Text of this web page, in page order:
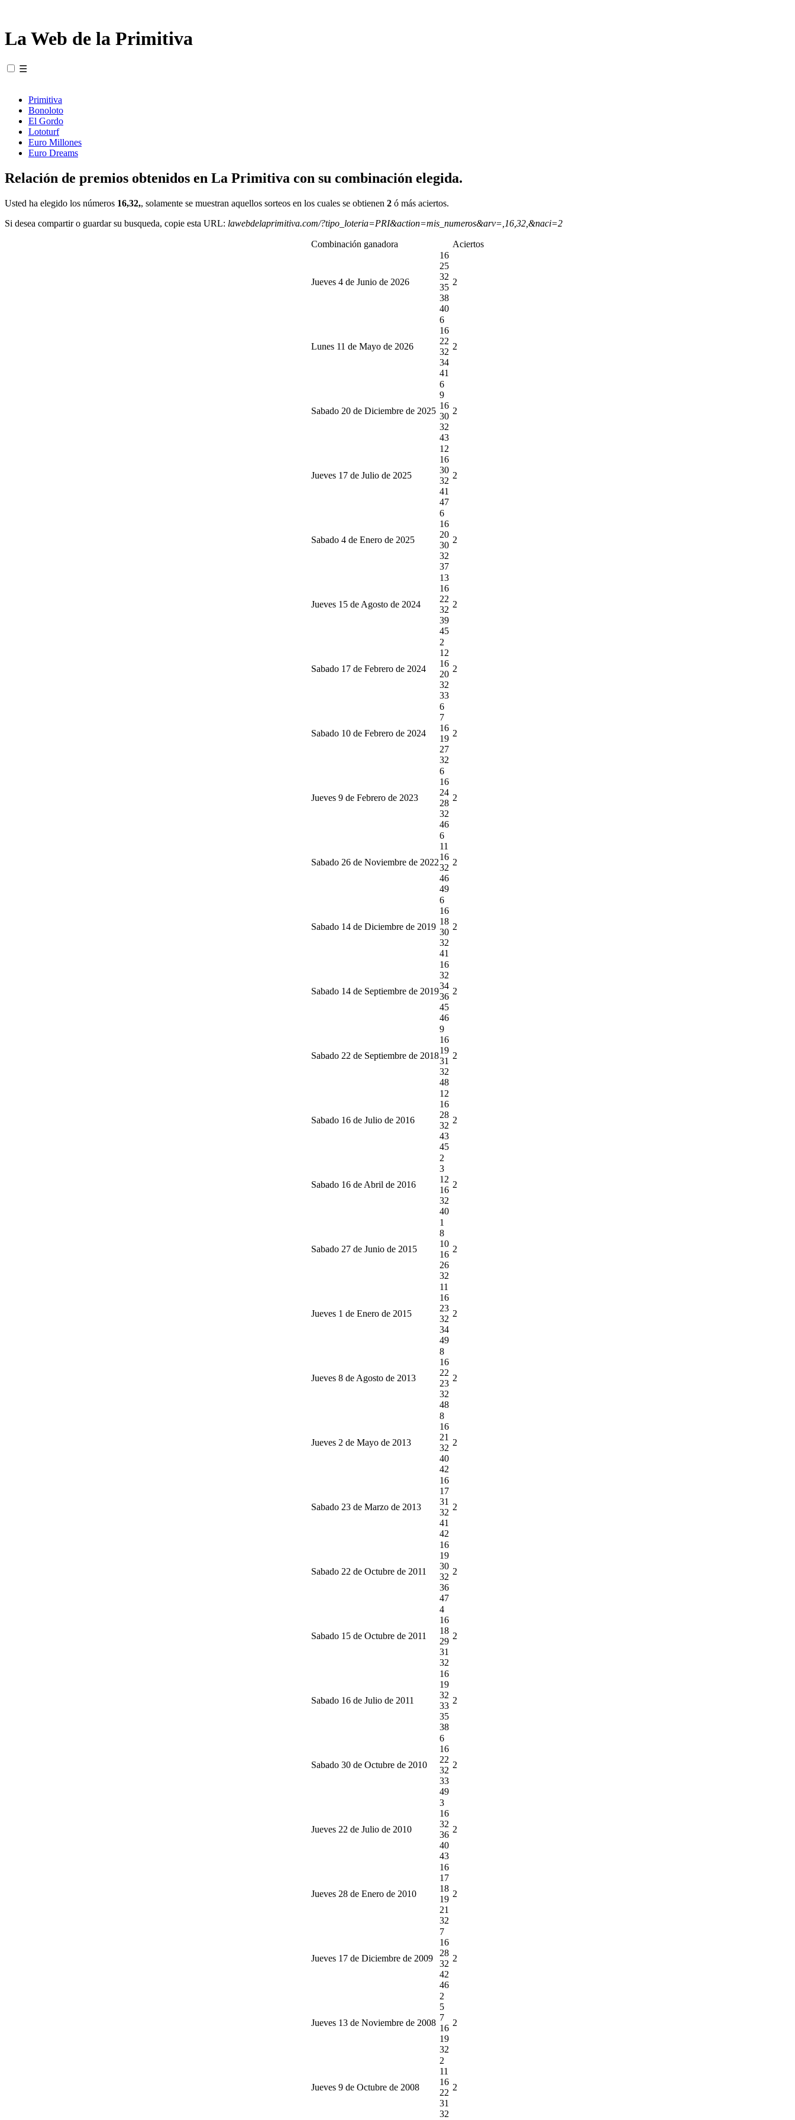
La Web de la Primitiva
☰
Primitiva
Bonoloto
El Gordo
Lototurf
Euro Millones
Euro Dreams
Relación de premios obtenidos en La Primitiva con su combinación elegida.
Usted ha elegido los números 16,32,, solamente se muestran aquellos sorteos en los cuales se obtienen 2 ó más aciertos.
Si desea compartir o guardar su busqueda, copie esta URL: lawebdelaprimitiva.com/?tipo_loteria=PRI&action=mis_numeros&arv=,16,32,&naci=2
Combinación ganadora Aciertos
Jueves 4 de Junio de 2026
16
25
32
35
38
40
2
Lunes 11 de Mayo de 2026
6
16
22
32
34
41
2
Sabado 20 de Diciembre de 2025
6
9
16
30
32
43
2
Jueves 17 de Julio de 2025
12
16
30
32
41
47
2
Sabado 4 de Enero de 2025
6
16
20
30
32
37
2
Jueves 15 de Agosto de 2024
13
16
22
32
39
45
2
Sabado 17 de Febrero de 2024
2
12
16
20
32
33
2
Sabado 10 de Febrero de 2024
6
7
16
19
27
32
2
Jueves 9 de Febrero de 2023
6
16
24
28
32
46
2
Sabado 26 de Noviembre de 2022
6
11
16
32
46
49
2
Sabado 14 de Diciembre de 2019
6
16
18
30
32
41
2
Sabado 14 de Septiembre de 2019
16
32
34
36
45
46
2
Sabado 22 de Septiembre de 2018
9
16
19
31
32
48
2
Sabado 16 de Julio de 2016
12
16
28
32
43
45
2
Sabado 16 de Abril de 2016
2
3
12
16
32
40
2
Sabado 27 de Junio de 2015
1
8
10
16
26
32
2
Jueves 1 de Enero de 2015
11
16
23
32
34
49
2
Jueves 8 de Agosto de 2013
8
16
22
23
32
48
2
Jueves 2 de Mayo de 2013
8
16
21
32
40
42
2
Sabado 23 de Marzo de 2013
16
17
31
32
41
42
2
Sabado 22 de Octubre de 2011
16
19
30
32
36
47
2
Sabado 15 de Octubre de 2011
4
16
18
29
31
32
2
Sabado 16 de Julio de 2011
16
19
32
33
35
38
2
Sabado 30 de Octubre de 2010
6
16
22
32
33
49
2
Jueves 22 de Julio de 2010
3
16
32
36
40
43
2
Jueves 28 de Enero de 2010
16
17
18
19
21
32
2
Jueves 17 de Diciembre de 2009
7
16
28
32
42
46
2
Jueves 13 de Noviembre de 2008
2
5
7
16
19
32
2
Jueves 9 de Octubre de 2008
2
11
16
22
31
32
2